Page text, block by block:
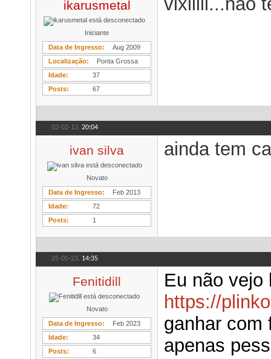
ikarusmetal
Iniciante
Data de Ingresso
Aug 2009
Localização
Ponta Grossa
Idade
37
Posts
67
02-02-13, 20:04
ivan silva
Novato
Data de Ingresso
Feb 2013
Idade
72
Posts
1
ainda tem
25-05-23, 14:35
Fenitidill
Novato
Data de Ingresso
Feb 2023
Idade
34
Posts
6
Eu não vejo
https://
ganhar com
apenas